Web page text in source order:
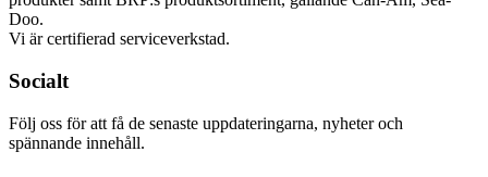
Doo.
Vi är certifierad serviceverkstad.
Socialt
Följ oss för att få de senaste uppdateringarna, nyheter och
spännande innehåll.